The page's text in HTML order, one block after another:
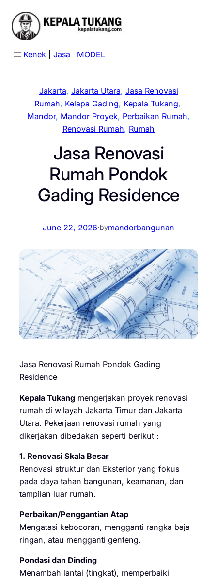
content
Kenek Jasa MODEL
Jakarta, Jakarta Utara, Jasa Renovasi
Rumah, Kelapa Gading, Kepala Tukang
Mandor, Mandor Proyek, Perbaikan Rumah
Renovasi Rumah, Rumah
Jasa Renovasi
Rumah Pondok
Gading Residence
June 22, 2026·bymandorbangunan
Jasa Renovasi Rumah Pondok Gading
Residence
Kepala Tukang mengerjakan proyek renovasi
rumah di wilayah Jakarta Timur dan Jakarta
Utara. Pekerjaan renovasi rumah yang
dikerjakan dibedakan seperti berikut :
1. Renovasi Skala Besar
Renovasi struktur dan Eksterior yang fokus
pada daya tahan bangunan, keamanan, dan
tampilan luar rumah.
Perbaikan/Penggantian Atap
Mengatasi kebocoran, mengganti rangka baja
ringan, atau mengganti genteng.
Pondasi dan Dinding
Menambah lantai (tingkat), memperbaiki